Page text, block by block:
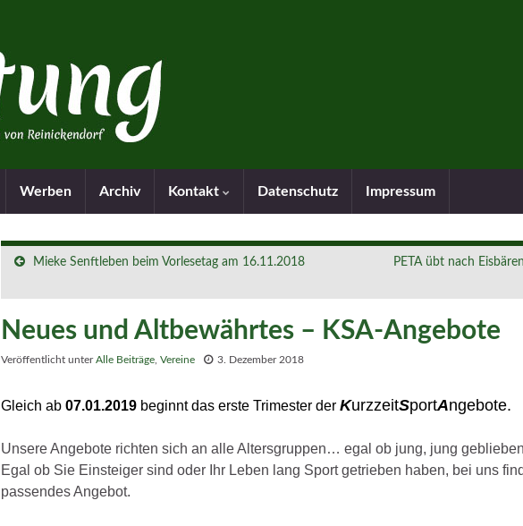
Werben Archiv Kontakt Datenschutz Impressum
Mieke Senftleben beim Vorlesetag am 16.11.2018
PETA übt nach
Neues und Altbewährtes – KSA-Angebote
Veröffentlicht unterAlle Beiträge Vereine 3. Dezember 2018
Gleich ab 07.01.2019 beginnt das erste Trimester der KurzzeitSportAngebote.
Unsere Angebote richten sich an alle Altersgruppen… egal ob jung, jung
Egal ob Sie Einsteiger sind oder Ihr Leben lang Sport getrieben haben, bei uns
passendes Angebot.